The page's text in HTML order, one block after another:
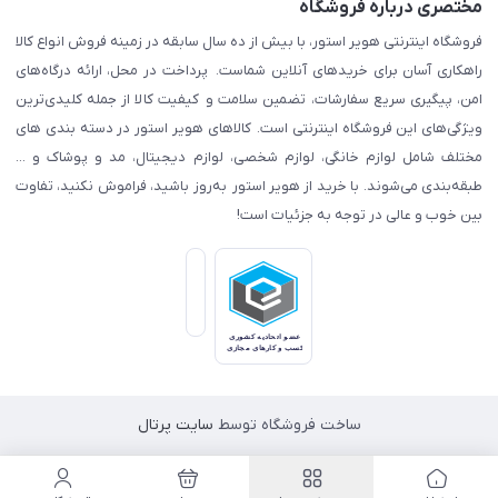
مختصری درباره فروشگاه
فروشگاه اینترنتی هویر استور، با بیش از ده سال سابقه در زمینه فروش انواع کالا
راهکاری آسان برای خریدهای آنلاین شماست. پرداخت در محل، ارائه درگاه‌های
امن، پیگیری سریع سفارشات، تضمین سلامت و کیفیت کالا از جمله کلیدی‌ترین
ویژگی‌های این فروشگاه اینترنتی است. کالاهای هویر استور در دسته بندی های
مختلف شامل لوازم خانگی، لوازم شخصی، لوازم دیجیتال، مد و پوشاک و ...
طبقه‌بندی می‌شوند. با خرید از هویر استور به‌روز باشید، فراموش نکنید، تفاوت
بین خوب و عالی در توجه به جزئیات است!
ساخت فروشگاه توسط سایت پرتال